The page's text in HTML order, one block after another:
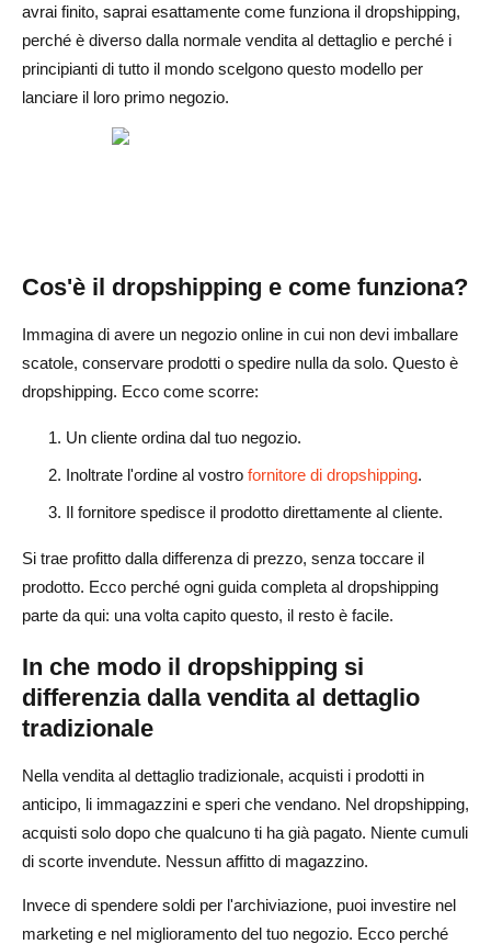
Promuovi il tuo negozio dropshipping
Pubblicità a pagamento (Facebook Ads, Google Ads,
TikTok Ads)
Marketing sui social media
clienti
Processo di evasione degli ordini
Monitoraggio delle spedizioni e dei ritardi di gestione
Gestione di resi e rimborsi
Mantenimento della soddisfazione del cliente
Problemi comuni nel dropshipping e come evitarli
Guerre dei prezzi e alta concorrenza
Ritardi e costi di spedizione
Problemi di qualità del prodotto
Mancanza di identità del marchio
Come far crescere la tua attività di dropshipping
Linee di prodotti in espansione
Costruisci un marchio attorno al tuo negozio
Automatizzazione delle operazioni con strumenti e app
avrai finito, saprai esattamente come funziona il dropshipping,
perché è diverso dalla normale vendita al dettaglio e perché i
principianti di tutto il mondo scelgono questo modello per
lanciare il loro primo negozio.
Cos'è il dropshipping e come funziona?
Immagina di avere un negozio online in cui non devi imballare
scatole, conservare prodotti o spedire nulla da solo. Questo è
dropshipping. Ecco come scorre:
Un cliente ordina dal tuo negozio.
Inoltrate l'ordine al vostro fornitore di dropshipping.
Il fornitore spedisce il prodotto direttamente al cliente.
Si trae profitto dalla differenza di prezzo, senza toccare il
prodotto. Ecco perché ogni guida completa al dropshipping
parte da qui: una volta capito questo, il resto è facile.
In che modo il dropshipping si
differenzia dalla vendita al dettaglio
tradizionale
Nella vendita al dettaglio tradizionale, acquisti i prodotti in
anticipo, li immagazzini e speri che vendano. Nel dropshipping,
acquisti solo dopo che qualcuno ti ha già pagato. Niente cumuli
di scorte invendute. Nessun affitto di magazzino.
Invece di spendere soldi per l'archiviazione, puoi investire nel
marketing e nel miglioramento del tuo negozio. Ecco perché